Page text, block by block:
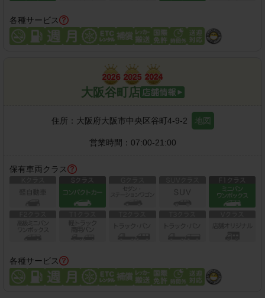
各種サービス
大阪谷町店
住所： 大阪府大阪市中央区谷町4-9-2 地図
営業時間： 07:00-21:00
保有車両クラス
各種サービス